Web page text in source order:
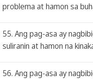
problema at hamon sa
55. Ang pag-asa ay
suliranin at hamon na
56. Ang pag-asa ay